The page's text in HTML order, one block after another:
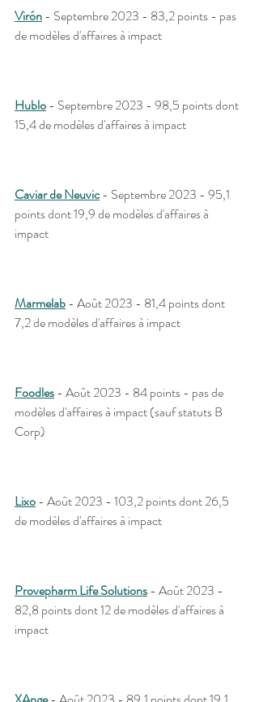
Virón - Septembre 2023 - 83,2 points - pas
de modèles d'affaires à impact
Hublo - Septembre 2023 - 98,5 points dont
15,4 de modèles d'affaires à impact
Caviar de Neuvic - Septembre 2023 - 95,1
points dont 19,9 de modèles d'affaires à
impact
Marmelab - Août 2023 - 81,4 points dont
7,2 de modèles d'affaires à impact
Foodles - Août 2023 - 84 points - pas de
modèles d'affaires à impact (sauf statuts B
Corp)
Lixo - Août 2023 - 103,2 points dont 26,5
de modèles d'affaires à impact
Provepharm Life Solutions - Août 2023 -
82,8 points dont 12 de modèles d'affaires à
impact